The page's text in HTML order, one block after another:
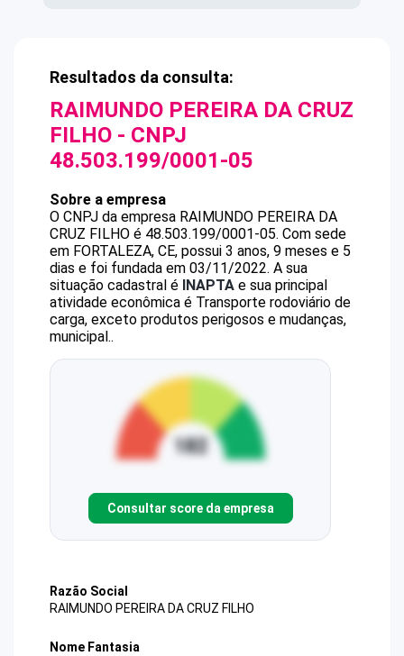
Resultados da consulta:
RAIMUNDO PEREIRA DA CRUZ
FILHO - CNPJ
48.503.199/0001-05
Sobre a empresa
O CNPJ da empresa RAIMUNDO PEREIRA DA
CRUZ FILHO é 48.503.199/0001-05. Com sede
em FORTALEZA, CE, possui 3 anos, 9 meses e 5
dias e foi fundada em 03/11/2022. A sua
situação cadastral é INAPTA e sua principal
atividade econômica é Transporte rodoviário de
carga, exceto produtos perigosos e mudanças,
municipal..
Consultar score da empresa
Razão Social
RAIMUNDO PEREIRA DA CRUZ FILHO
Nome Fantasia